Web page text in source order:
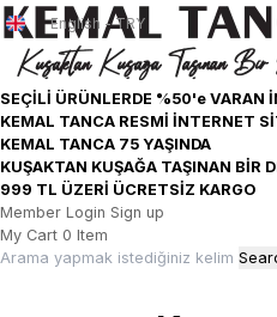
SEÇİLİ ÜRÜNLERDE %50'e VARAN
KEMAL TANCA RESMİ İNTERNET
KEMAL TANCA 75 YAŞINDA
KUŞAKTAN KUŞAĞA TAŞINAN BİR
999 TL ÜZERİ ÜCRETSİZ KARGO
English - TRY
Member Login Sign up
My Cart 0 Item